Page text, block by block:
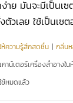
าย มันจะมีเป็นเซ
วเลย ใช้เป็นเซต
ให้ความรู้สึกสดชื่น |กลิ่น
เคาน์เตอร์เครื่องสำอางใ
ใช้หมดแล้ว